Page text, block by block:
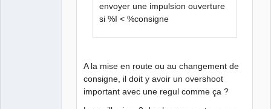
envoyer une impulsion ouverture
si %I < %consigne
A la mise en route ou au changement de
consigne, il doit y avoir un overshoot
important avec une regul comme ça ?